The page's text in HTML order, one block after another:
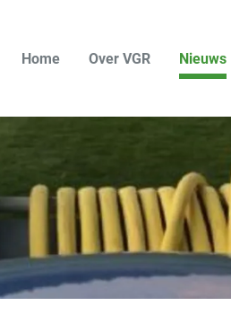
Home Over VGR Nieuws